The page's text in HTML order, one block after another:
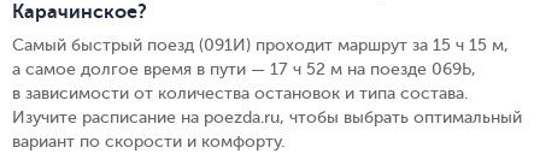
Карачинское?
Самый быстрый поезд (091И) проходит маршрут за 15 ч 15 м,
а самое долгое время в пути — 17 ч 52 м на поезде 069Ь,
в зависимости от количества остановок и типа состава.
Изучите расписание на poezda.ru, чтобы выбрать оптимальный
вариант по скорости и комфорту.